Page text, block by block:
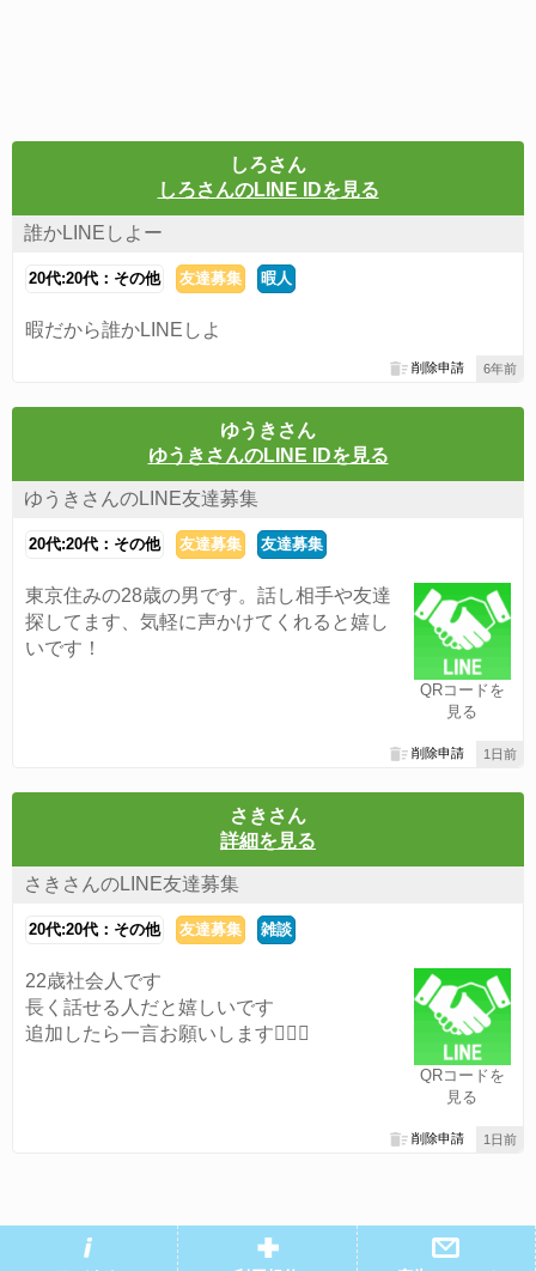
しろさん
しろさんのLINE IDを見る
誰かLINEしよー
20代:20代：その他 友達募集 暇人
暇だから誰かLINEしよ
6年前
削除申請
ゆうきさん
ゆうきさんのLINE IDを見る
ゆうきさんのLINE友達募集
20代:20代：その他 友達募集 友達募集
QRコードを
見る
東京住みの28歳の男です。話し相手や友達
探してます、気軽に声かけてくれると嬉し
いです！
1日前
削除申請
さきさん
詳細を見る
さきさんのLINE友達募集
20代:20代：その他 友達募集 雑談
QRコードを
見る
22歳社会人です
長く話せる人だと嬉しいです
追加したら一言お願いします🙇🏻‍♀️
1日前
削除申請